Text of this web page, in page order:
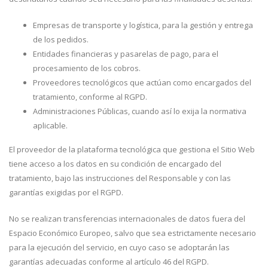
Empresas de transporte y logística, para la gestión y entrega
de los pedidos.
Entidades financieras y pasarelas de pago, para el
procesamiento de los cobros.
Proveedores tecnológicos que actúan como encargados del
tratamiento, conforme al RGPD.
Administraciones Públicas, cuando así lo exija la normativa
aplicable.
El proveedor de la plataforma tecnológica que gestiona el Sitio Web
tiene acceso a los datos en su condición de encargado del
tratamiento, bajo las instrucciones del Responsable y con las
garantías exigidas por el RGPD.
No se realizan transferencias internacionales de datos fuera del
Espacio Económico Europeo, salvo que sea estrictamente necesario
para la ejecución del servicio, en cuyo caso se adoptarán las
garantías adecuadas conforme al artículo 46 del RGPD.